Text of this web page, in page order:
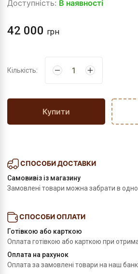
Доступність: В наявності
42 000 грн
Кількість:
Купити
СПОСОБИ ДОСТАВКИ
Самовивіз із магазину
Замовлені товари можна забрати в
СПОСОБИ ОПЛАТИ
Готівкою або карткою
Оплата готівкою або карткою при
Оплата на рахунок
Оплата за замовлені товари на наш